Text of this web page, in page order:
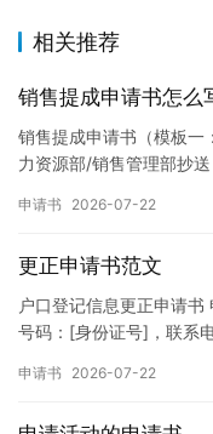
相关推荐
销售提成申请书怎么
销售提成申请书（模板一
力资源部/销售管理部抄
申请书 2026-07-22
更正申请书范文
户口登记信息更正申请
号码：[身份证号]，联系
申请书 2026-07-22